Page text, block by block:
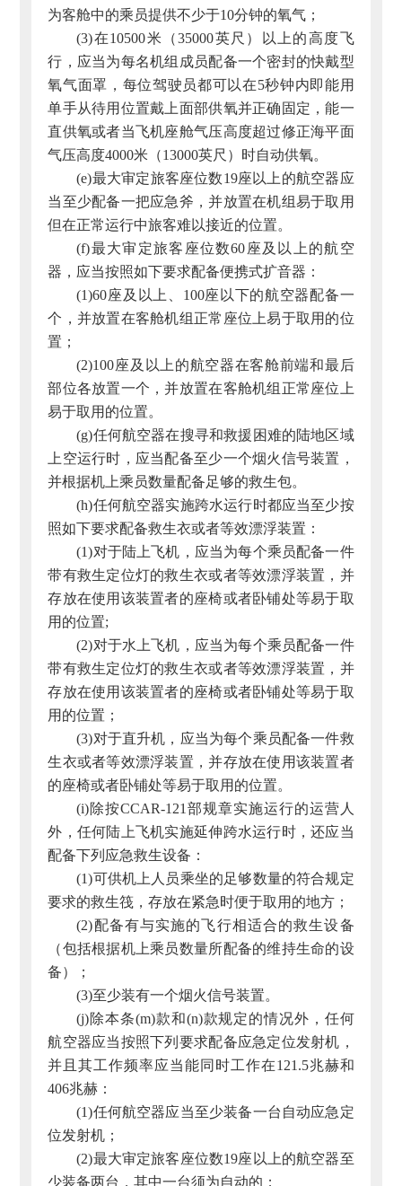
为客舱中的乘员提供不少于10分钟的氧气；
(3)在10500米（35000英尺）以上的高度飞
行，应当为每名机组成员配备一个密封的快戴型
氧气面罩，每位驾驶员都可以在5秒钟内即能用
单手从待用位置戴上面部供氧并正确固定，能一
直供氧或者当飞机座舱气压高度超过修正海平面
气压高度4000米（13000英尺）时自动供氧。
(e)最大审定旅客座位数19座以上的航空器应
当至少配备一把应急斧，并放置在机组易于取用
但在正常运行中旅客难以接近的位置。
(f)最大审定旅客座位数60座及以上的航空
器，应当按照如下要求配备便携式扩音器：
(1)60座及以上、100座以下的航空器配备一
个，并放置在客舱机组正常座位上易于取用的位
置；
(2)100座及以上的航空器在客舱前端和最后
部位各放置一个，并放置在客舱机组正常座位上
易于取用的位置。
(g)任何航空器在搜寻和救援困难的陆地区域
上空运行时，应当配备至少一个烟火信号装置，
并根据机上乘员数量配备足够的救生包。
(h)任何航空器实施跨水运行时都应当至少按
照如下要求配备救生衣或者等效漂浮装置：
(1)对于陆上飞机，应当为每个乘员配备一件
带有救生定位灯的救生衣或者等效漂浮装置，并
存放在使用该装置者的座椅或者卧铺处等易于取
用的位置;
(2)对于水上飞机，应当为每个乘员配备一件
带有救生定位灯的救生衣或者等效漂浮装置，并
存放在使用该装置者的座椅或者卧铺处等易于取
用的位置；
(3)对于直升机，应当为每个乘员配备一件救
生衣或者等效漂浮装置，并存放在使用该装置者
的座椅或者卧铺处等易于取用的位置。
(i)除按CCAR-121部规章实施运行的运营人
外，任何陆上飞机实施延伸跨水运行时，还应当
配备下列应急救生设备：
(1)可供机上人员乘坐的足够数量的符合规定
要求的救生筏，存放在紧急时便于取用的地方；
(2)配备有与实施的飞行相适合的救生设备
（包括根据机上乘员数量所配备的维持生命的设
备）；
(3)至少装有一个烟火信号装置。
(j)除本条(m)款和(n)款规定的情况外，任何
航空器应当按照下列要求配备应急定位发射机，
并且其工作频率应当能同时工作在121.5兆赫和
406兆赫：
(1)任何航空器应当至少装备一台自动应急定
位发射机；
(2)最大审定旅客座位数19座以上的航空器至
少装备两台，其中一台须为自动的；